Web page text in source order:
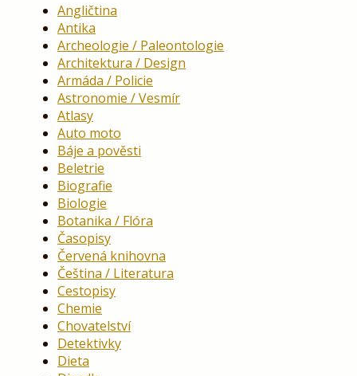
Angličtina
Antika
Archeologie / Paleontologie
Architektura / Design
Armáda / Policie
Astronomie / Vesmír
Atlasy
Auto moto
Báje a pověsti
Beletrie
Biografie
Biologie
Botanika / Flóra
Časopisy
Červená knihovna
Čeština / Literatura
Cestopisy
Chemie
Chovatelství
Detektivky
Dieta